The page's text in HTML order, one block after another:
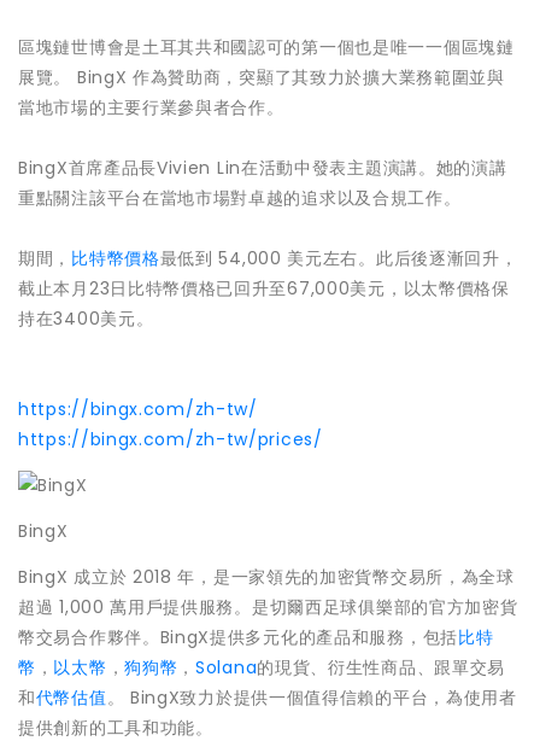
區塊鏈世博會是土耳其共和國認可的第一個也是唯一一個區塊鏈
展覽。 BingX 作為贊助商，突顯了其致力於擴大業務範圍並與
當地市場的主要行業參與者合作。
BingX首席產品長Vivien Lin在活動中發表主題演講。她的演講
重點關注該平台在當地市場對卓越的追求以及合規工作。
期間， 比特幣價格最低到 54,000 美元左右。此后後逐漸回升，
截止本月23日比特幣價格已回升至67,000美元，以太幣價格保
持在3400美元。
https://bingx.com/zh-tw/
https://bingx.com/zh-tw/prices/
BingX
BingX 成立於 2018 年，是一家領先的加密貨幣交易所，為全球
超過 1,000 萬用戶提供服務。是切爾西足球俱樂部的官方加密貨
幣交易合作夥伴。BingX提供多元化的產品和服務，包括比特
幣 ， 以太幣 ，狗狗幣 ，Solana的現貨、衍生性商品、跟單交易
和代幣估值。 BingX致力於提供一個值得信賴的平台，為使用者
提供創新的工具和功能。